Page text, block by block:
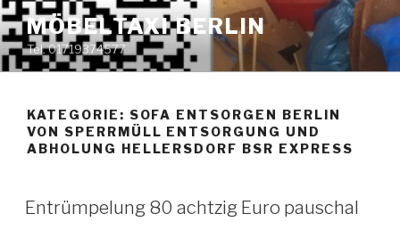
Zum
Inhalt
springen
MÖBELTAXI BERLIN
Tel. 01719374577
KATEGORIE: SOFA ENTSORGEN BERLIN
VON SPERRMÜLL ENTSORGUNG UND
ABHOLUNG HELLERSDORF BSR EXPRESS
VERÖFFENTLICHT
AM
Entrümpelung 80 achtzig Euro pauschal